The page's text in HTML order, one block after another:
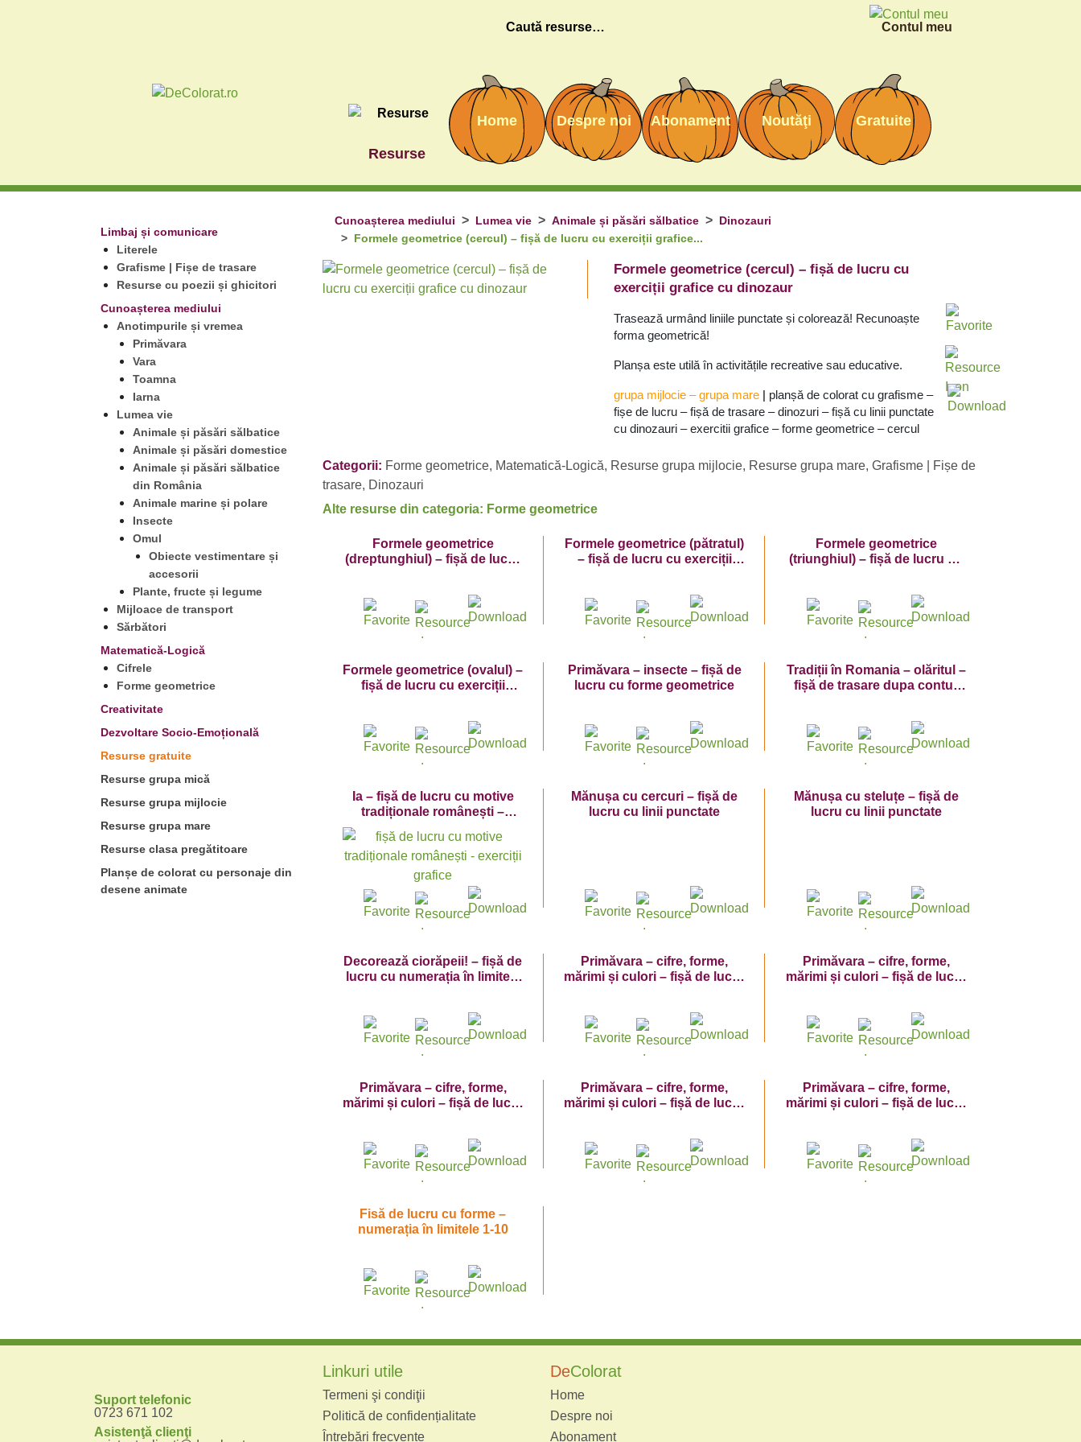
Caută Contul meu
Resurse
Home Despre noi Abonament Noutăţi Gratuite
Limbaj și comunicare
Literele
Grafisme | Fișe de trasare
Resurse cu poezii și ghicitori
Cunoașterea mediului
Anotimpurile și vremea
Primăvara
Vara
Toamna
Iarna
Lumea vie
Animale și păsări sălbatice
Animale și păsări domestice
Animale și păsări sălbatice
din România
Animale marine și polare
Insecte
Omul
Obiecte vestimentare și
accesorii
Plante, fructe și legume
Mijloace de transport
Sărbători
Matematică-Logică
Cifrele
Forme geometrice
Creativitate
Dezvoltare Socio-Emoțională
Resurse gratuite
Resurse grupa mică
Resurse grupa mijlocie
Resurse grupa mare
Resurse clasa pregătitoare
Planșe de colorat cu personaje din
desene animate
Cunoașterea mediului Lumea vie Animale și păsări sălbatice
Dinozauri
Formele geometrice (cercul) – fișă de lucru cu exerciții grafice...
Formele geometrice (cercul) – fișă de lucru cu
exerciții grafice cu dinozaur
Trasează urmând liniile punctate și colorează! Recunoaște
forma geometrică!
Planșa este utilă în activitățile recreative sau educative.
grupa mijlocie – grupa mare| planșă de colorat cu grafisme –
fișe de lucru – fișă de trasare – dinozuri – fișă cu linii punctate
cu dinozauri – exercitii grafice – forme geometrice – cercul
Categorii: Forme geometrice, Matematică-Logică, Resurse grupa mijlocie, Resurse grupa mare, Grafisme | Fișe de
trasare, Dinozauri
Alte resurse din categoria: Forme geometrice
Formele geometrice
(dreptunghiul) – fișă de lucru
Formele geometrice (pătratul)
– fișă de lucru cu exerciții
Formele geometrice
(triunghiul) – fișă de lucru cu
Formele geometrice (ovalul) –
fișă de lucru cu exerciții
Primăvara – insecte – fișă de
lucru cu forme geometrice
Tradiții în Romania – olăritul –
fișă de trasare dupa contur
Ia – fișă de lucru cu motive
tradiționale românești –
Mănușa cu cercuri – fișă de
lucru cu linii punctate
Mănușa cu steluțe – fișă de
lucru cu linii punctate
Decorează ciorăpeii! – fișă de
lucru cu numerația în limitele
Primăvara – cifre, forme,
mărimi și culori – fișă de lucru
Primăvara – cifre, forme,
mărimi și culori – fișă de lucru
Primăvara – cifre, forme,
mărimi și culori – fișă de lucru
Primăvara – cifre, forme,
mărimi și culori – fișă de lucru
Primăvara – cifre, forme,
mărimi și culori – fișă de lucru
Fisă de lucru cu forme –
numerația în limitele 1-10
Suport telefonic
0723 671 102
Asistenţă clienţi
Linkuri utile
Termeni şi condiţii
Politică de confidențialitate
Întrebări frecvente
DeColorat
Home
Despre noi
Abonament